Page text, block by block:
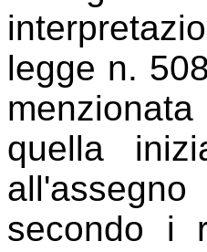
legge n.
quella
secondo i